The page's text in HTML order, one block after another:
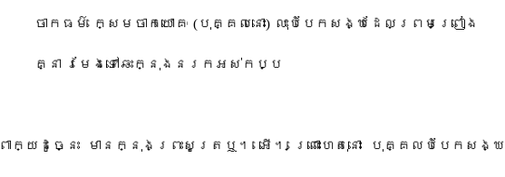
ចាក​ធម៌ ក្សេម​ចាក​យោ​គៈ (បុគ្គល​នោះ) លុះ​បំបែក​សង្ឃ​ដែល​ព្រមព្រៀង​
គ្នា រមែង​ទៅ​ឆេះ​ក្នុង​នរក​អស់​កប្ប
ពាក្យ​ដូច្នេះ មាន​ក្នុង​ព្រះ​សូត្រ​ឬ។ អើ។ ព្រោះហេតុនោះ បុគ្គល​បំបែក​សង្ឃ